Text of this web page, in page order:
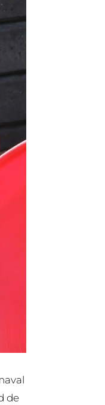
de